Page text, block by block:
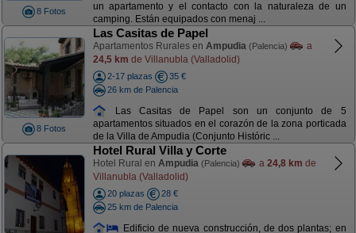
8 Fotos
un apartamento y el contacto con la naturaleza de un
camping. Están equipados con menaj ...
8 Fotos
Las Casitas de Papel
Apartamentos Rurales en Ampudia (Palencia)
a
24,5 km de Villanubla (Valladolid)
2-17 plazas
35 €
26 km de Palencia
Las Casitas de Papel son un conjunto de 5
apartamentos situados en el corazón de la zona porticada
de la Villa de Ampudia (Conjunto Históric ...
Hotel Rural Villa y Corte
Hotel Rural en Ampudia (Palencia) a 24,8 km de
Villanubla (Valladolid)
20 plazas
28 €
25 km de Palencia
Edificio de nueva construcción, de dos plantas; en